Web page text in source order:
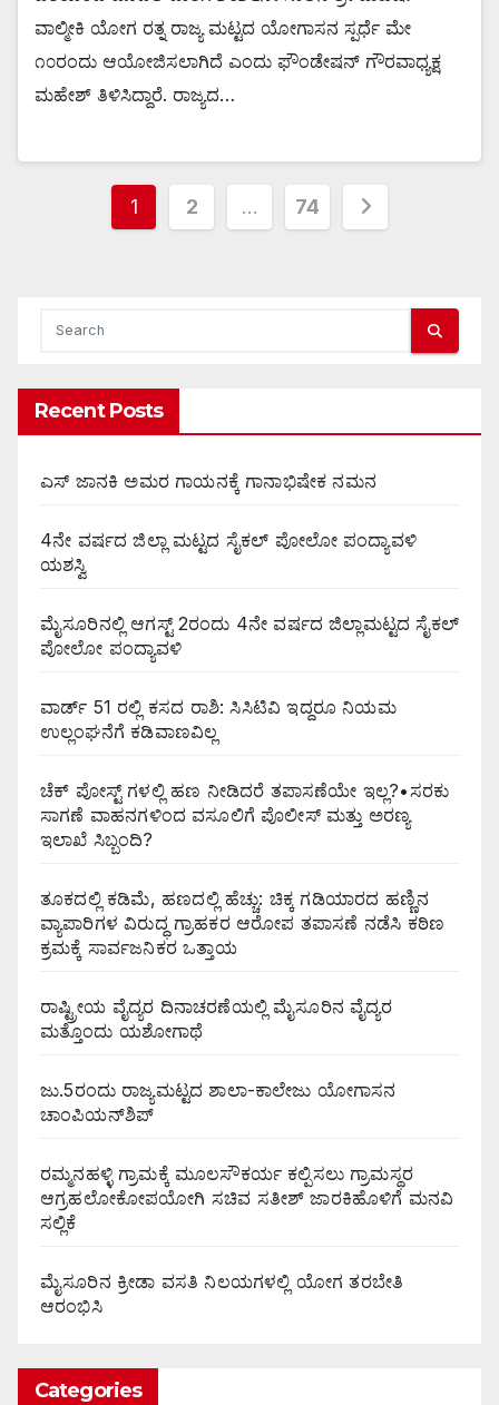
ವಾಲ್ಮೀಕಿ ಯೋಗ ರತ್ನ ರಾಜ್ಯ ಮಟ್ಟದ ಯೋಗಾಸನ ಸ್ಪರ್ಧೆ ಮೇ
೧೦ರಂದು ಆಯೋಜಿಸಲಾಗಿದೆ ಎಂದು ಫೌಂಡೇಷನ್ ಗೌರವಾಧ್ಯಕ್ಷ
ಮಹೇಶ್ ತಿಳಿಸಿದ್ದಾರೆ. ರಾಜ್ಯದ…
Posts
1 2 … 74
Recent Posts
ಎಸ್ ಜಾನಕಿ ಅಮರ ಗಾಯನಕ್ಕೆ ಗಾನಾಭಿಷೇಕ ನಮನ
4ನೇ ವರ್ಷದ ಜಿಲ್ಲಾ ಮಟ್ಟದ ಸೈಕಲ್ ಪೋಲೋ ಪಂದ್ಯಾವಳಿ
ಯಶಸ್ವಿ
ಮೈಸೂರಿನಲ್ಲಿ ಆಗಸ್ಟ್‌ 2ರಂದು 4ನೇ ವರ್ಷದ ಜಿಲ್ಲಾಮಟ್ಟದ ಸೈಕಲ್
ಪೋಲೋ ಪಂದ್ಯಾವಳಿ
ವಾರ್ಡ್ 51 ರಲ್ಲಿ ಕಸದ ರಾಶಿ: ಸಿಸಿಟಿವಿ ಇದ್ದರೂ ನಿಯಮ
ಉಲ್ಲಂಘನೆಗೆ ಕಡಿವಾಣವಿಲ್ಲ
ಚೆಕ್ ಪೋಸ್ಟ್ ಗಳಲ್ಲಿ ಹಣ ನೀಡಿದರೆ ತಪಾಸಣೆಯೇ ಇಲ್ಲ?•ಸರಕು
ಸಾಗಣೆ ವಾಹನಗಳಿಂದ ವಸೂಲಿಗೆ ಪೊಲೀಸ್ ಮತ್ತು ಅರಣ್ಯ
ಇಲಾಖೆ ಸಿಬ್ಬಂದಿ?
ತೂಕದಲ್ಲಿ ಕಡಿಮೆ, ಹಣದಲ್ಲಿ ಹೆಚ್ಚು: ಚಿಕ್ಕ ಗಡಿಯಾರದ ಹಣ್ಣಿನ
ವ್ಯಾಪಾರಿಗಳ ವಿರುದ್ಧ ಗ್ರಾಹಕರ ಆರೋಪ ತಪಾಸಣೆ ನಡೆಸಿ ಕಠಿಣ
ಕ್ರಮಕ್ಕೆ ಸಾರ್ವಜನಿಕರ ಒತ್ತಾಯ
ರಾಷ್ಟ್ರೀಯ ವೈದ್ಯರ ದಿನಾಚರಣೆಯಲ್ಲಿ ಮೈಸೂರಿನ ವೈದ್ಯರ
ಮತ್ತೊಂದು ಯಶೋಗಾಥೆ
ಜು.5ರಂದು ರಾಜ್ಯಮಟ್ಟದ ಶಾಲಾ-ಕಾಲೇಜು ಯೋಗಾಸನ
ಚಾಂಪಿಯನ್‌ಶಿಪ್
ರಮ್ಮನಹಳ್ಳಿ ಗ್ರಾಮಕ್ಕೆ ಮೂಲಸೌಕರ್ಯ ಕಲ್ಪಿಸಲು ಗ್ರಾಮಸ್ಥರ
ಆಗ್ರಹಲೋಕೋಪಯೋಗಿ ಸಚಿವ ಸತೀಶ್ ಜಾರಕಿಹೊಳಿಗೆ ಮನವಿ
ಸಲ್ಲಿಕೆ
ಮೈಸೂರಿನ ಕ್ರೀಡಾ ವಸತಿ ನಿಲಯಗಳಲ್ಲಿ ಯೋಗ ತರಬೇತಿ
ಆರಂಭಿಸಿ
Categories